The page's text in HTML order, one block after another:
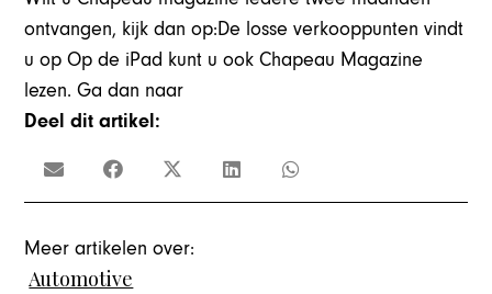
ontvangen, kijk dan op:De losse verkooppunten vindt
u op Op de iPad kunt u ook Chapeau Magazine
lezen. Ga dan naar
Deel dit artikel:
Meer artikelen over:
Automotive